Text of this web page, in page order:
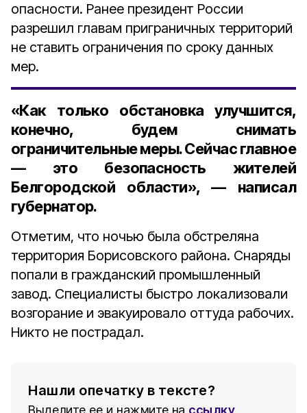
опасности. Ранее президент России
разрешил главам приграничных территорий
не ставить ограничения по сроку данных
мер.
«Как только обстановка улучшится,
конечно, будем снимать
ограничительные меры. Сейчас главное
— это безопасность жителей
Белгородской области», — написал
губернатор.
Отметим, что ночью была обстреляна
территория Борисовского района. Снаряды
попали в гражданский промышленный
завод. Специалисты быстро локализовали
возгорание и эвакуировало оттуда рабочих.
Никто не пострадал.
Нашли опечатку в тексте?
Выделите ее и нажмите на ссылку